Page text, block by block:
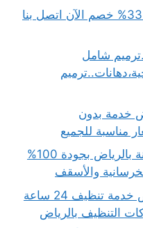
شركة تنظيف الحوش بالرياض 33% خصم الآن اتصل بنا
شامل
خدمة بدون
مقاول معالجة تعشيش الخرسانة بالرياض بجودة 100%
والأسقف
افضل شركات التنظيف بالرياض خدمة تنظيف 24 ساعة
التنظيف بالرياض